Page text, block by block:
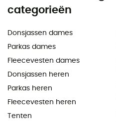
categorieën
Donsjassen dames
Parkas dames
Fleecevesten dames
Donsjassen heren
Parkas heren
Fleecevesten heren
Tenten